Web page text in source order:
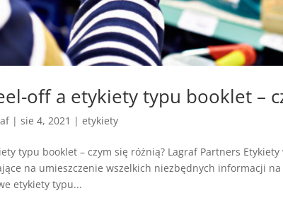
off a etykiety typu booklet –
|sie 4, 2021 |etykiety
typu booklet – czym się różnią? Lagraf Partners
na umieszczenie wszelkich niezbędnych informacji
etykiety typu...